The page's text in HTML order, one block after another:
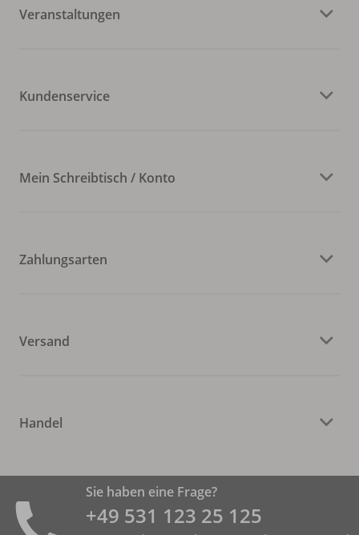
Veranstaltungen
Kundenservice
Mein Schreibtisch / Konto
Zahlungsarten
Versand
Handel
Sie haben eine Frage?
+49 531 ­123 25 125